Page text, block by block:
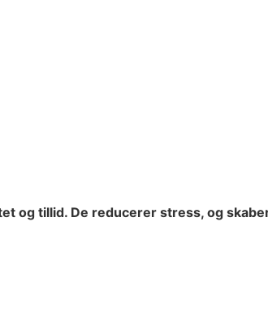
og tillid. De reducerer stress, og